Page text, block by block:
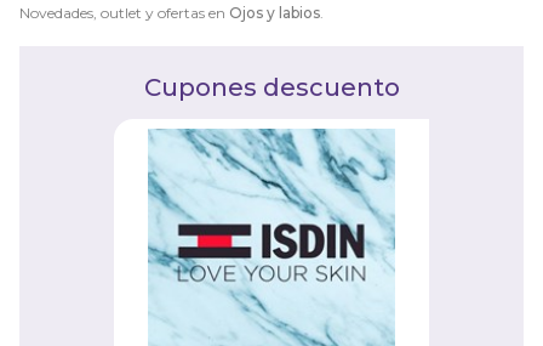
Novedades, outlet y ofertas en Ojos y labios
Cupones descuento